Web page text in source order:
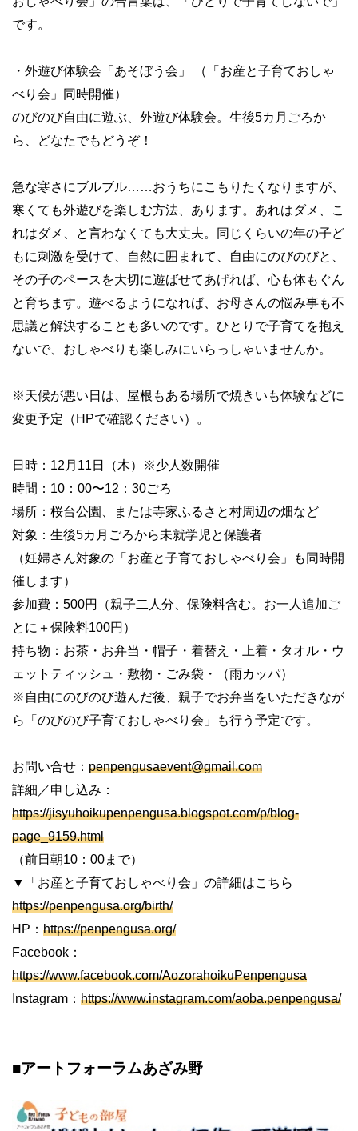
です。
・外遊び体験会「あそぼう会」 （「お産と子育ておしゃ
べり会」同時開催）
のびのび自由に遊ぶ、外遊び体験会。生後5カ月ごろか
ら、どなたでもどうぞ！
急な寒さにブルブル……おうちにこもりたくなりますが、
寒くても外遊びを楽しむ方法、あります。あれはダメ、こ
れはダメ、と言わなくても大丈夫。同じくらいの年の子ど
もに刺激を受けて、自然に囲まれて、自由にのびのびと、
その子のペースを大切に遊ばせてあげれば、心も体もぐん
と育ちます。遊べるようになれば、お母さんの悩み事も不
思議と解決することも多いのです。ひとりで子育てを抱え
ないで、おしゃべりも楽しみにいらっしゃいませんか。
※天候が悪い日は、屋根もある場所で焼きいも体験などに
変更予定（HPで確認ください）。
日時：12月11日（木）※少人数開催
時間：10：00〜12：30ごろ
場所：桜台公園、または寺家ふるさと村周辺の畑など
対象：生後5カ月ごろから未就学児と保護者
（妊婦さん対象の「お産と子育ておしゃべり会」も同時開
催します）
参加費：500円（親子二人分、保険料含む。お一人追加ご
とに＋保険料100円）
持ち物：お茶・お弁当・帽子・着替え・上着・タオル・ウ
ェットティッシュ・敷物・ごみ袋・（雨カッパ）
※自由にのびのび遊んだ後、親子でお弁当をいただきなが
ら「のびのび子育ておしゃべり会」も行う予定です。
お問い合せ： penpengusaevent@gmail.com
詳細／申し込み：
https://jisyuhoikupenpengusa.blogspot.com/p/blog-
page_9159.html
（前日朝10：00まで）
▼「お産と子育ておしゃべり会」の詳細はこちら
https://penpengusa.org/birth/
HP： https://penpengusa.org/
Facebook：
https://www.facebook.com/AozorahoikuPenpengusa
Instagram： https://www.instagram.com/aoba.penpengusa/
■アートフォーラムあざみ野